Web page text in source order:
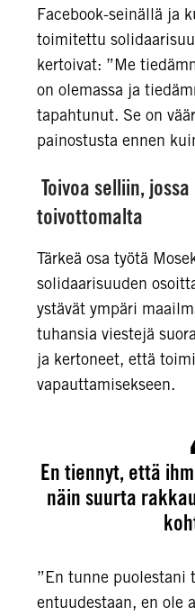
Facebook-seinällä ja
toimitettu
kertoivat: ”Me
on olemassa ja
tapahtunut. Se on
painostusta ennen
Toivoa selliin,
toivottomalta
Tärkeä osa työtä
solidaarisuuden
ystävät ympäri
tuhansia viestejä
ja kertoneet, että
vapauttamisekseen.
En tiennyt, että
näin suurta
”En tunne puolestani
entuudestaan, en ole